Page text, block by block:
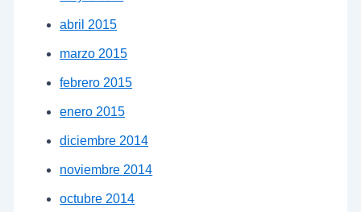
abril 2015
marzo 2015
febrero 2015
enero 2015
diciembre 2014
noviembre 2014
octubre 2014